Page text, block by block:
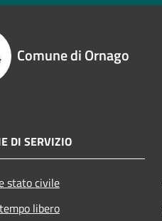
Comune di Ornago
DI SERVIZIO
stato civile
libero